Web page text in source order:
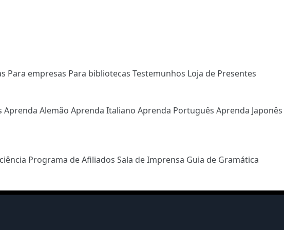
Para empresas Para bibliotecas Testemunhos Loja de Presentes
Aprenda Alemão Aprenda Italiano Aprenda Português Aprenda Japonês
Programa de Afiliados Sala de Imprensa Guia de Gramática